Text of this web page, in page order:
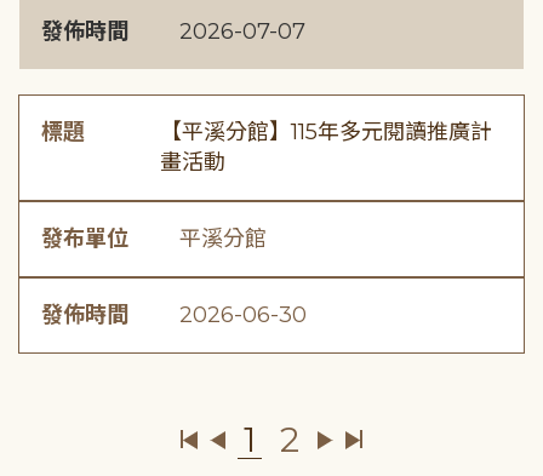
發佈時間 2026-07-07
標題
【平溪分館】115年多元閱讀推廣計
畫活動
發布單位 平溪分館
發佈時間 2026-06-30
1 2